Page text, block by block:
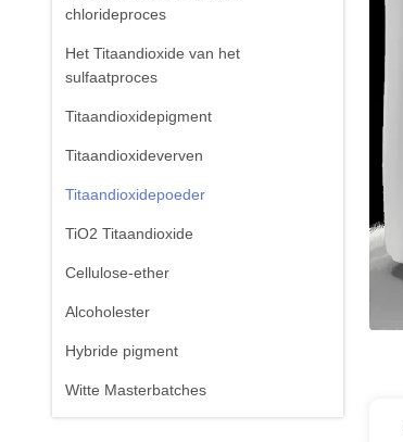
chlorideproces
Het Titaandioxide van het
sulfaatproces
Titaandioxidepigment
Titaandioxideverven
Titaandioxidepoeder
TiO2 Titaandioxide
Cellulose-ether
Alcoholester
Hybride pigment
Witte Masterbatches